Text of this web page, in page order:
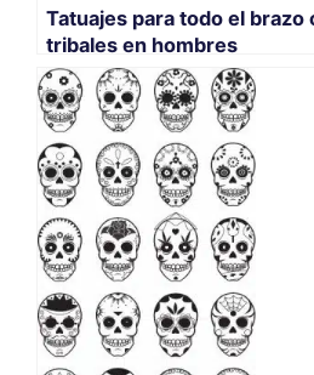
Tatuajes para todo el brazo
tribales en hombres